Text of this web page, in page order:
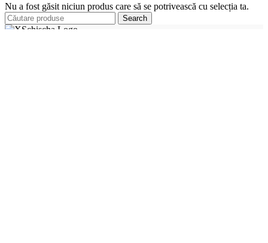
Nu a fost găsit niciun produs care să se potrivească cu selecția ta.
Search